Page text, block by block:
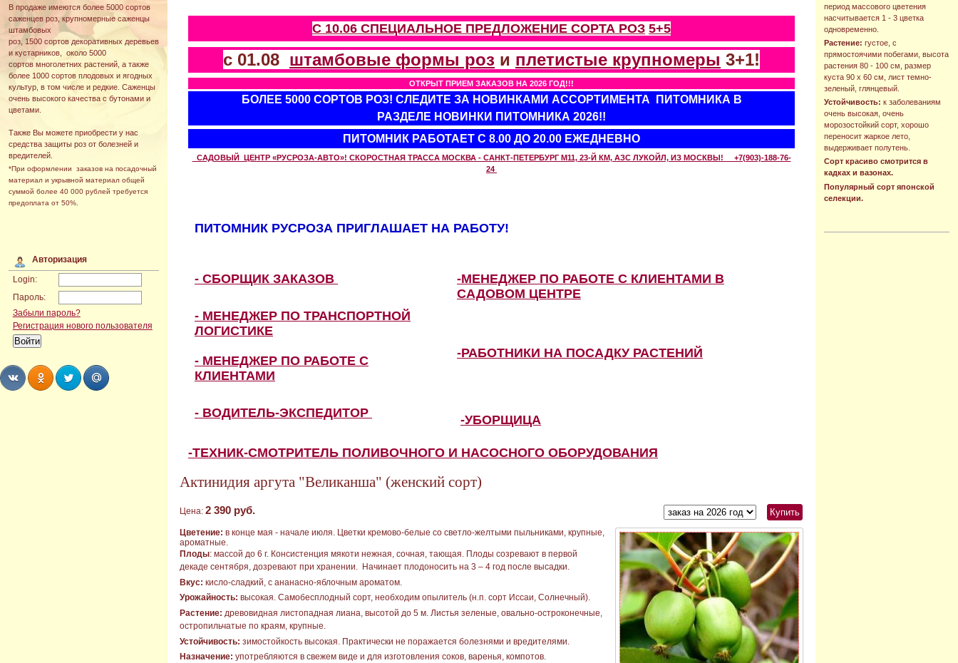
В продаже имеются более 5000 сортов
саженцев роз, крупномерные саженцы
штамбовых
роз, 1500 сортов декоративных деревьев
и кустарников, около 5000
сортов многолетних растений, а также
более 1000 сортов плодовых и ягодных
культур, в том числе и редкие. Саженцы
очень высокого качества с бутонами и
цветами.
Также Вы можете приобрести у нас
средства защиты роз от болезней и
вредителей.
*При оформлении заказов на посадочный
материал и укрывной материал общей
суммой более 40 000 рублей требуется
предоплата от 50%.
Авторизация
Login:
Пароль:
Забыли пароль?
Регистрация нового пользователя
период массового цветения
насчитывается 1 - 3 цветка
одновременно.
Растение: густое, с
прямостоячими побегами, высота
растения 80 - 100 см, размер
куста 90 х 60 см, лист темно-
зеленый, глянцевый.
Устойчивость: к заболеваниям
очень высокая, очень
морозостойкий сорт, хорошо
переносит жаркое лето,
выдерживает полутень.
Сорт красиво смотрится в
кадках и вазонах.
Популярный сорт японской
селекции.
С 10.06 СПЕЦИАЛЬНОЕ ПРЕДЛОЖЕНИЕ СОРТА РОЗ 5+5
с 01.08 штамбовые формы роз и плетистые крупномеры 3+1!
ОТКРЫТ ПРИЕМ ЗАКАЗОВ НА 2026 ГОД!!!
БОЛЕЕ 5000 СОРТОВ РОЗ! СЛЕДИТЕ ЗА НОВИНКАМИ АССОРТИМЕНТА ПИТОМНИКА В
РАЗДЕЛЕ НОВИНКИ ПИТОМНИКА 2026!!
ПИТОМНИК РАБОТАЕТ С 8.00 ДО 20.00 ЕЖЕДНЕВНО
САДОВЫЙ ЦЕНТР «РУСРОЗА-АВТО»! СКОРОСТНАЯ ТРАССА МОСКВА - САНКТ-ПЕТЕРБУРГ М11, 23-Й КМ, АЗС ЛУКОЙЛ, ИЗ МОСКВЫ! +7(903)-188-76-
24
ПИТОМНИК РУСРОЗА ПРИГЛАШАЕТ НА РАБОТУ!
- СБОРЩИК ЗАКАЗОВ
-МЕНЕДЖЕР ПО РАБОТЕ С КЛИЕНТАМИ В
САДОВОМ ЦЕНТРЕ
- МЕНЕДЖЕР ПО ТРАНСПОРТНОЙ
ЛОГИСТИКЕ
- МЕНЕДЖЕР ПО РАБОТЕ С
КЛИЕНТАМИ
-РАБОТНИКИ НА ПОСАДКУ РАСТЕНИЙ
- ВОДИТЕЛЬ-ЭКСПЕДИТОР -УБОРЩИЦА
-ТЕХНИК-СМОТРИТЕЛЬ ПОЛИВОЧНОГО И НАСОСНОГО ОБОРУДОВАНИЯ
Актинидия аргута "Великанша" (женский сорт)
Цена: 2 390 руб.
Цветение: в конце мая - начале июля. Цветки кремово-белые со светло-желтыми пыльниками, крупные,
ароматные.
Плоды: массой до 6 г. Консистенция мякоти нежная, сочная, тающая. Плоды созревают в первой
декаде сентября, дозревают при хранении. Начинает плодоносить на 3 – 4 год после высадки.
Вкус: кисло-сладкий, с ананасно-яблочным ароматом.
Урожайность: высокая. Самобесплодный сорт, необходим опылитель (н.п. сорт Иссаи, Солнечный).
Растение: древовидная листопадная лиана, высотой до 5 м. Листья зеленые, овально-остроконечные,
остропильчатые по краям, крупные.
Устойчивость: зимостойкость высокая. Практически не поражается болезнями и вредителями.
Назначение: употребляются в свежем виде и для изготовления соков, варенья, компотов.